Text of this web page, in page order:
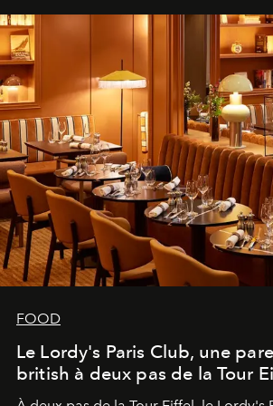
FOOD
Le Lordy's Paris Club, une
british à deux pas de la Tour